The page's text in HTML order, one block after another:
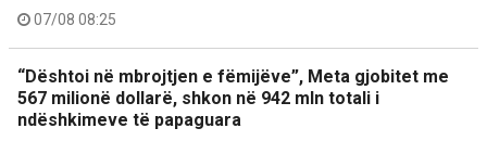
07/08 08:25
“Dështoi në mbrojtjen e fëmijëve”, Meta gjobitet me
567 milionë dollarë, shkon në 942 mln totali i
ndëshkimeve të papaguara